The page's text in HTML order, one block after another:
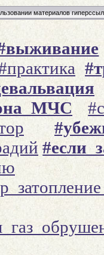
материалов